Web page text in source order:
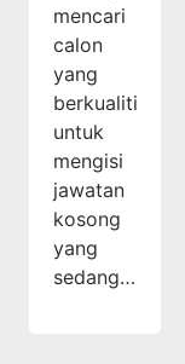
mencari
calon
yang
berkualiti
untuk
mengisi
jawatan
kosong
yang
sedang…